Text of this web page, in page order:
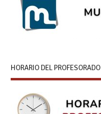
HORARIO DEL PROFESORADO